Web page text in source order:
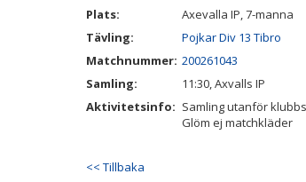
Plats:
Axevalla IP, 7-manna
Tävling:
Pojkar Div 13 Tibro
Matchnummer: 200261043
Samling:
11:30, Axvalls IP
Aktivitetsinfo: Samling utanför
Glöm ej matchkläder
<< Tillbaka